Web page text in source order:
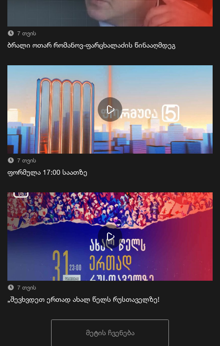
7 თვის
ბრალი ოთარ რომანოვ-ფარცხალაძის წინააღმდეგ
7 თვის
ფორმულა 17:00 საათზე
7 თვის
„შევხვდეთ ერთად ახალ წელს რუსთაველზე!
მეტის ჩვენება